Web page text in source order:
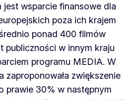
jest wsparcie finansowe dla
poza ich krajem
ponad 400 filmów
publiczności w innym kraju
programu MEDIA. W
zaproponowała zwiększenie
prawie 30% w następnym